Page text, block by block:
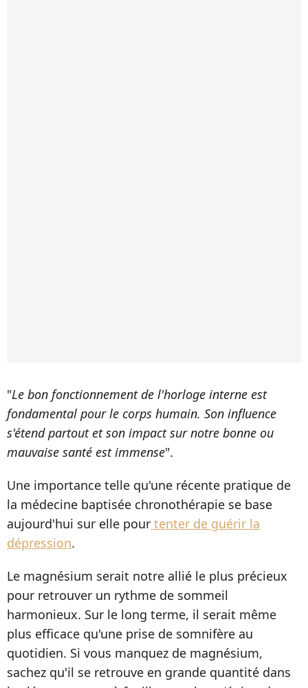
"Le bon fonctionnement de l'horloge interne est
fondamental pour le corps humain. Son influence
s'étend partout et son impact sur notre bonne ou
mauvaise santé est immense".
Une importance telle qu'une récente pratique de
la médecine baptisée chronothérapie se base
aujourd'hui sur elle pour tenter de guérir la
dépression.
Le magnésium serait notre allié le plus précieux
pour retrouver un rythme de sommeil
harmonieux. Sur le long terme, il serait même
plus efficace qu'une prise de somnifère au
quotidien. Si vous manquez de magnésium,
sachez qu'il se retrouve en grande quantité dans